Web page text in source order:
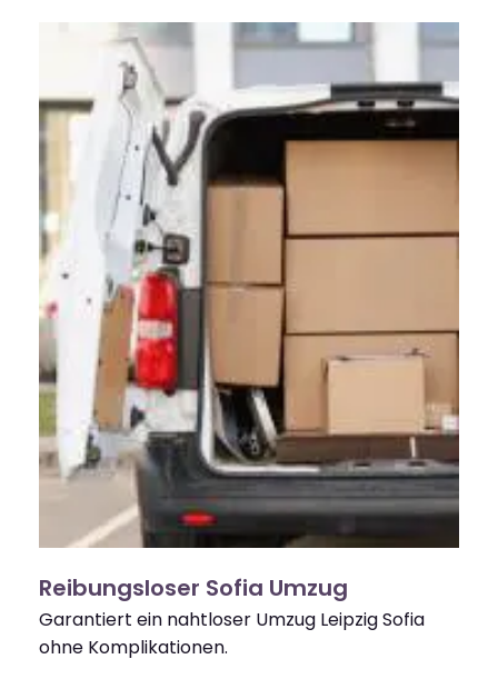
Reibungsloser Sofia Umzug
Garantiert ein nahtloser Umzug Leipzig Sofia
ohne Komplikationen.